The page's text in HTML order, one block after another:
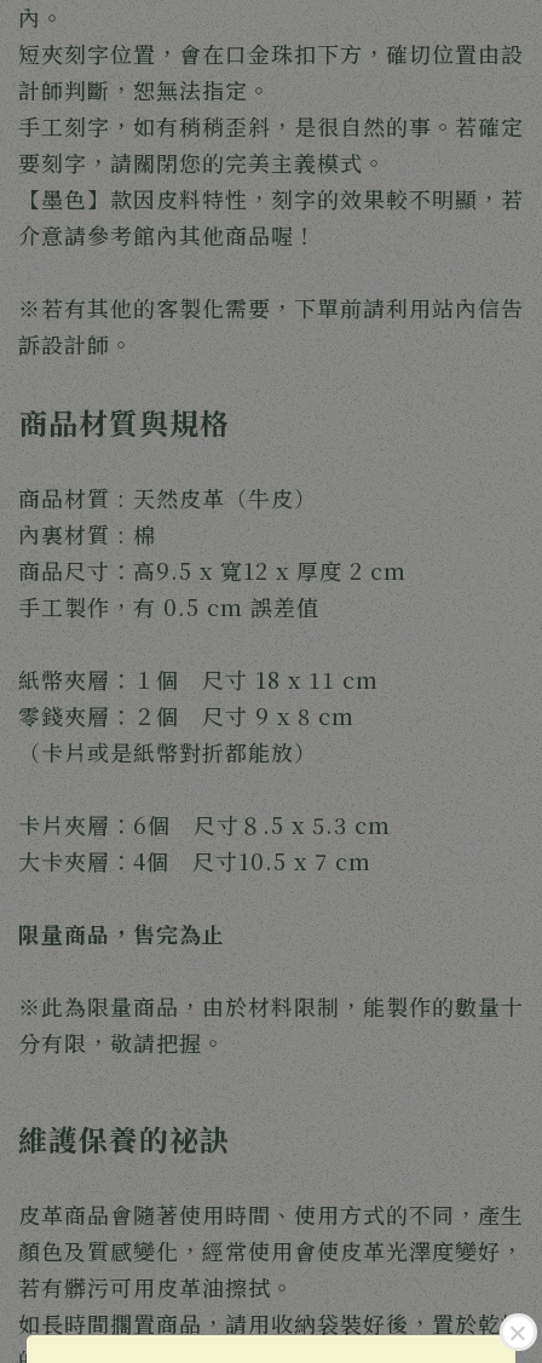
內。
短夾刻字位置，會在口金珠扣下方，確切位置由設
計師判斷，恕無法指定。
手工刻字，如有稍稍歪斜，是很自然的事。若確定
要刻字，請關閉您的完美主義模式。
【墨色】款因皮料特性，刻字的效果較不明顯，若
介意請參考館內其他商品喔！
※若有其他的客製化需要，下單前請利用站內信告
訴設計師。
商品材質與規格
商品材質 : 天然皮革（牛皮）
內裏材質 : 棉
商品尺寸：高9.5 x 寬12 x 厚度 2 cm
手工製作，有 0.5 cm 誤差值
紙幣夾層：１個 尺寸 18 x 11 cm
零錢夾層：２個 尺寸 9 x 8 cm
（卡片或是紙幣對折都能放）
卡片夾層：6個 尺寸８.5 x 5.3 cm
大卡夾層：4個 尺寸10.5 x 7 cm
限量商品，售完為止
※此為限量商品，由於材料限制，能製作的數量十
分有限，敬請把握。
維護保養的祕訣
皮革商品會隨著使用時間、使用方式的不同，產生
顏色及質感變化，經常使用會使皮革光澤度變好，
若有髒污可用皮革油擦拭。
如長時間擱置商品，請用收納袋裝好後，置於乾燥